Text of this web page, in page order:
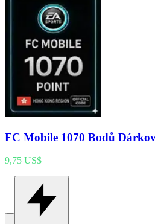
FC Mobile 1070 Bodů
9,75 US$